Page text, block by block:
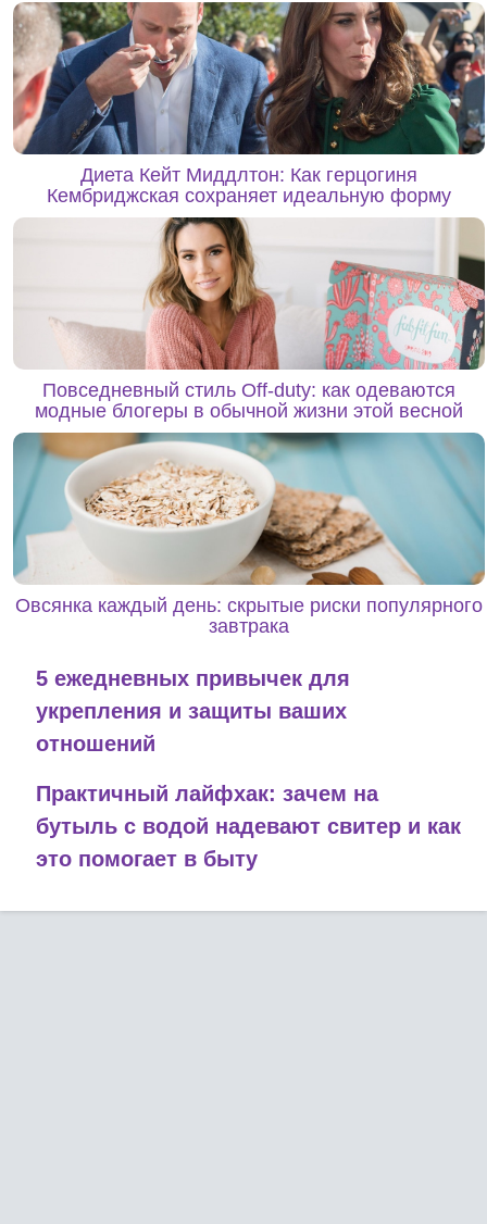
Диета Кейт Миддлтон: Как герцогиня
Кембриджская сохраняет идеальную форму
Повседневный стиль Off-duty: как одеваются
модные блогеры в обычной жизни этой весной
Овсянка каждый день: скрытые риски популярного
завтрака
5 ежедневных привычек для
укрепления и защиты ваших
отношений
Практичный лайфхак: зачем на
бутыль с водой надевают свитер и как
это помогает в быту